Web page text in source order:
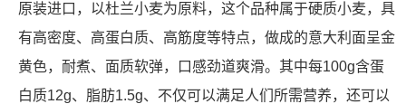
原装进口，以杜兰小麦为原料，这个品种属于硬质小麦，具
有高密度、高蛋白质、高筋度等特点，做成的意大利面呈金
黄色，耐煮、面质软弹，口感劲道爽滑。其中每100g含蛋
白质12g、脂肪1.5g、不仅可以满足人们所需营养，还可以